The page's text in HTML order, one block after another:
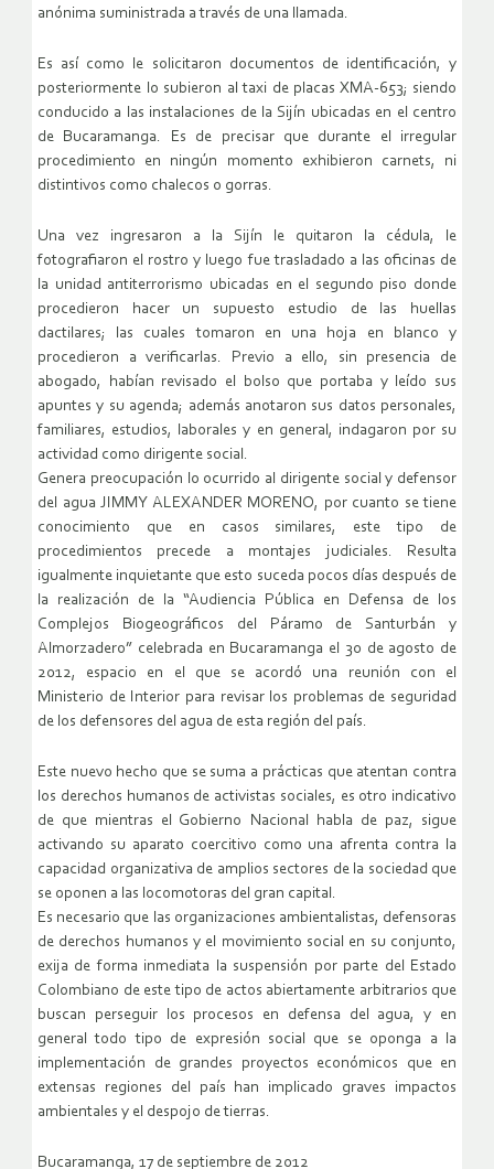
anónima suministrada a través de una llamada.
Es así como le solicitaron documentos de identificación, y
posteriormente lo subieron al taxi de placas XMA-653; siendo
conducido a las instalaciones de la Sijín ubicadas en el centro
de Bucaramanga. Es de precisar que durante el irregular
procedimiento en ningún momento exhibieron carnets, ni
distintivos como chalecos o gorras.
Una vez ingresaron a la Sijín le quitaron la cédula, le
fotografiaron el rostro y luego fue trasladado a las oficinas de
la unidad antiterrorismo ubicadas en el segundo piso donde
procedieron hacer un supuesto estudio de las huellas
dactilares; las cuales tomaron en una hoja en blanco y
procedieron a verificarlas. Previo a ello, sin presencia de
abogado, habían revisado el bolso que portaba y leído sus
apuntes y su agenda; además anotaron sus datos personales,
familiares, estudios, laborales y en general, indagaron por su
actividad como dirigente social.
Genera preocupación lo ocurrido al dirigente social y defensor
del agua JIMMY ALEXANDER MORENO, por cuanto se tiene
conocimiento que en casos similares, este tipo de
procedimientos precede a montajes judiciales. Resulta
igualmente inquietante que esto suceda pocos días después de
la realización de la “Audiencia Pública en Defensa de los
Complejos Biogeográficos del Páramo de Santurbán y
Almorzadero” celebrada en Bucaramanga el 30 de agosto de
2012, espacio en el que se acordó una reunión con el
Ministerio de Interior para revisar los problemas de seguridad
de los defensores del agua de esta región del país.
Este nuevo hecho que se suma a prácticas que atentan contra
los derechos humanos de activistas sociales, es otro indicativo
de que mientras el Gobierno Nacional habla de paz, sigue
activando su aparato coercitivo como una afrenta contra la
capacidad organizativa de amplios sectores de la sociedad que
se oponen a las locomotoras del gran capital.
Es necesario que las organizaciones ambientalistas, defensoras
de derechos humanos y el movimiento social en su conjunto,
exija de forma inmediata la suspensión por parte del Estado
Colombiano de este tipo de actos abiertamente arbitrarios que
buscan perseguir los procesos en defensa del agua, y en
general todo tipo de expresión social que se oponga a la
implementación de grandes proyectos económicos que en
extensas regiones del país han implicado graves impactos
ambientales y el despojo de tierras.
Bucaramanga, 17 de septiembre de 2012